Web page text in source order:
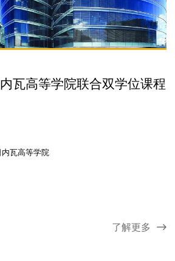
瓦高等学院联合双学位课程
瓦高等学院
了解更多